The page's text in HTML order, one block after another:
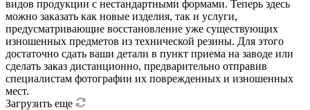
видов продукции с нестандартными формами. Теперь здесь
можно заказать как новые изделия, так и услуги,
предусматривающие восстановление уже существующих
изношенных предметов из технической резины. Для этого
достаточно сдать ваши детали в пункт приема на заводе или
сделать заказ дистанционно, предварительно отправив
специалистам фотографии их поврежденных и изношенных
мест.
Загрузить еще